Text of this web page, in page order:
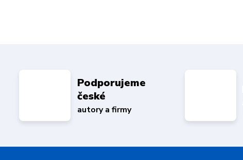
Podporujeme
české
autory a firmy